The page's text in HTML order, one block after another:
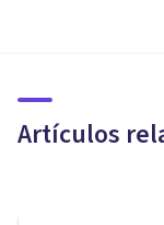
Artículos
James